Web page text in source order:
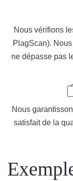
Nous vérifions
PlagScan).
ne dépasse pas
Nous
satisfait de la